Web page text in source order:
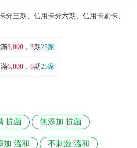
分三期、信用卡分六期、信用卡刷卡、
3,000 ， 3期25家
6,000 ， 6期25家
抗菌 無添加 抗菌
加 溫和 不刺激 溫和